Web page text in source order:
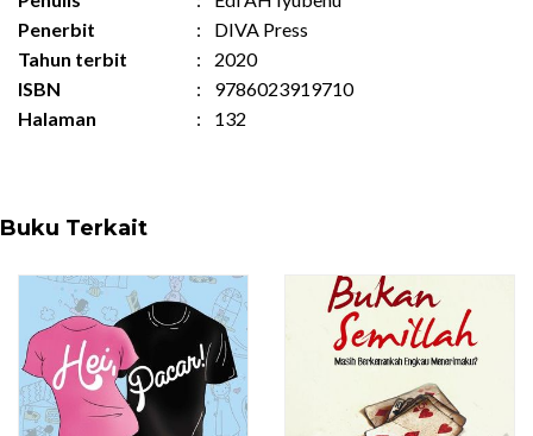
Penerbit
:
DIVA Press
Tahun terbit
:
2020
ISBN
:
9786023919710
Halaman
: 132
Buku Terkait